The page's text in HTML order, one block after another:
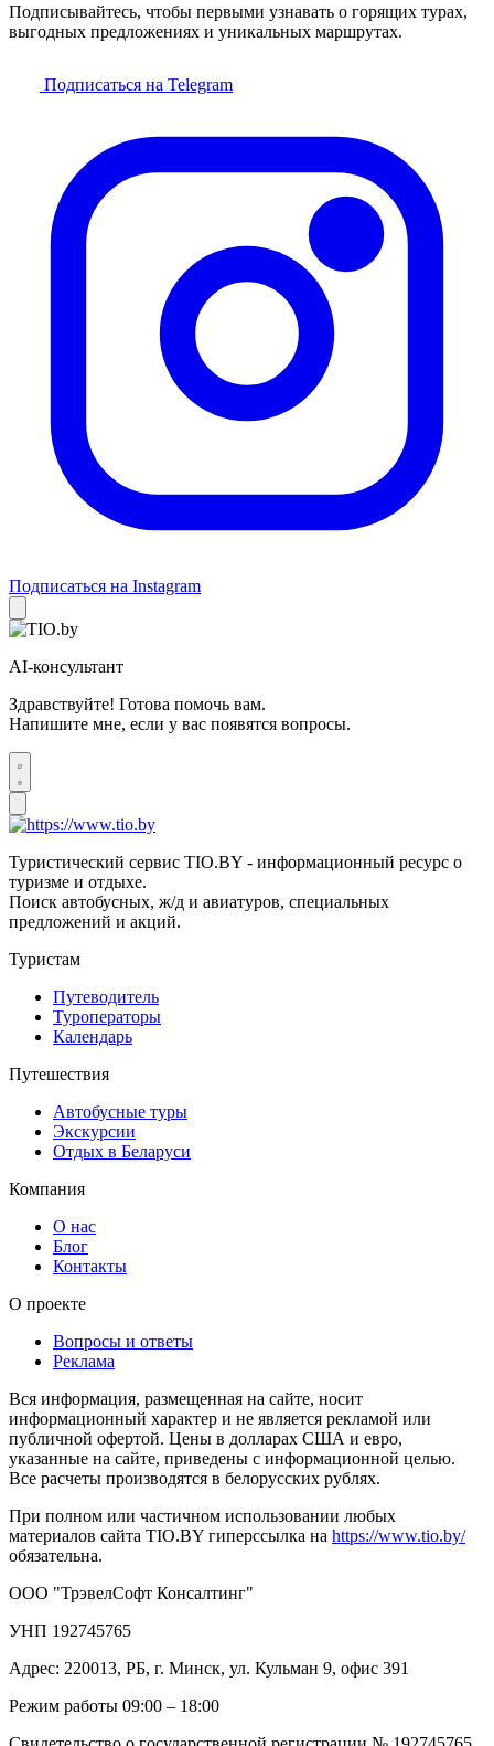
Подписывайтесь, чтобы первыми узнавать о горящих турах,
выгодных предложениях и уникальных маршрутах.
Подписаться на Telegram
Подписаться на Instagram
AI-консультант
Здравствуйте! Готова помочь вам.
Напишите мне, если у вас появятся вопросы.
Туристический сервис TIO.BY - информационный ресурс о
туризме и отдыхе.
Поиск автобусных, ж/д и авиатуров, специальных
предложений и акций.
Туристам
Путеводитель
Туроператоры
Календарь
Путешествия
Автобусные туры
Экскурсии
Отдых в Беларуси
Компания
О нас
Блог
Контакты
О проекте
Вопросы и ответы
Реклама
Вся информация, размещенная на сайте, носит
информационный характер и не является рекламой или
публичной офертой. Цены в долларах США и евро,
указанные на сайте, приведены с информационной целью.
Все расчеты производятся в белорусских рублях.
При полном или частичном использовании любых
материалов сайта TIO.BY гиперссылка на https://www.tio.by/
обязательна.
ООО "ТрэвелСофт Консалтинг"
УНП 192745765
Адрес: 220013, РБ, г. Минск, ул. Кульман 9, офис 391
Режим работы 09:00 – 18:00